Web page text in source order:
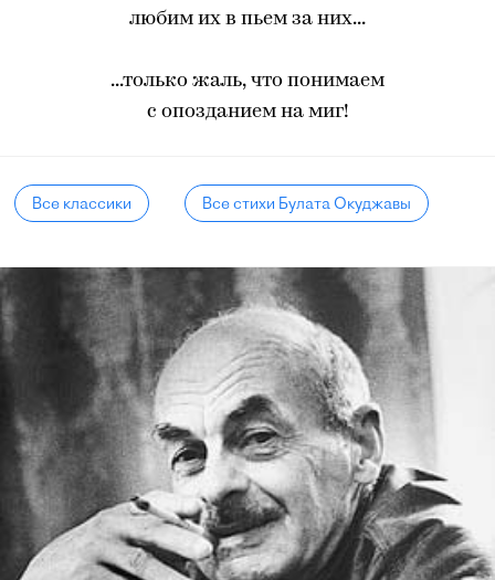
любим их в пьем за них...
...только жаль, что понимаем
с опозданием на миг!
Все классики Все стихи Булата Окуджавы